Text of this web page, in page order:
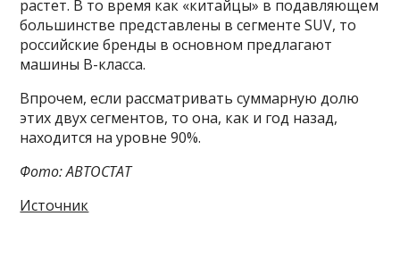
растет. В то время как «китайцы» в подавляющем
большинстве представлены в сегменте SUV, то
российские бренды в основном предлагают
машины В-класса.
Впрочем, если рассматривать суммарную долю
этих двух сегментов, то она, как и год назад,
находится на уровне 90%.
Фото: АВТОСТАТ
Источник